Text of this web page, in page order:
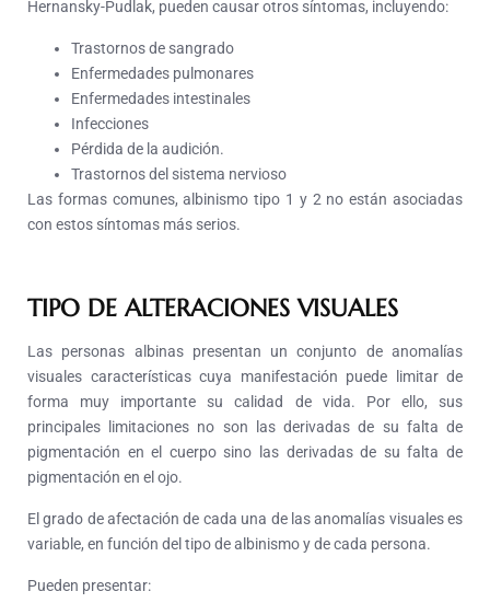
Hernansky-Pudlak, pueden causar otros síntomas, incluyendo:
Trastornos de sangrado
Enfermedades pulmonares
Enfermedades intestinales
Infecciones
Pérdida de la audición.
Trastornos del sistema nervioso
Las formas comunes, albinismo tipo 1 y 2 no están asociadas
con estos síntomas más serios.
TIPO DE ALTERACIONES VISUALES
Las personas albinas presentan un conjunto de anomalías
visuales características cuya manifestación puede limitar de
forma muy importante su calidad de vida. Por ello, sus
principales limitaciones no son las derivadas de su falta de
pigmentación en el cuerpo sino las derivadas de su falta de
pigmentación en el ojo.
El grado de afectación de cada una de las anomalías visuales es
variable, en función del tipo de albinismo y de cada persona.
Pueden presentar: